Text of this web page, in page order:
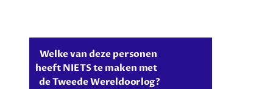
Welke van deze personen
heeft NIETS te maken met
de Tweede Wereldoorlog?